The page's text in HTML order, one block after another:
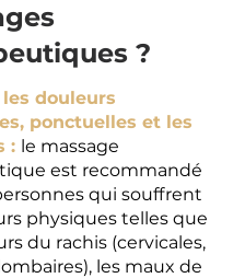
?
douleurs
ponctuelles et les
: le massage
est recommandé
qui souffrent
physiques telles que
du rachis (cervicales,
les maux de